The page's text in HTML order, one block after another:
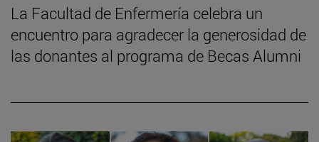
La Facultad de Enfermería celebra un
encuentro para agradecer la generosidad de
las donantes al programa de Becas Alumni